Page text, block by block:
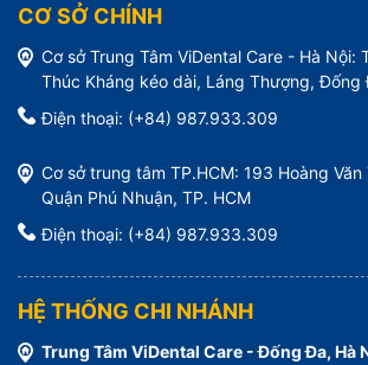
CƠ SỞ CHÍNH
Cơ sở Trung Tâm ViDental Care - Hà Nội:
Thúc Kháng kéo dài, Láng Thượng, Đống
Điện thoại: (+84) 987.933.309
Cơ sở trung tâm TP.HCM: 193 Hoàng
Quận Phú Nhuận, TP. HCM
Điện thoại: (+84) 987.933.309
HỆ THỐNG CHI NHÁNH
Trung Tâm ViDental Care - Đống Đa, Hà